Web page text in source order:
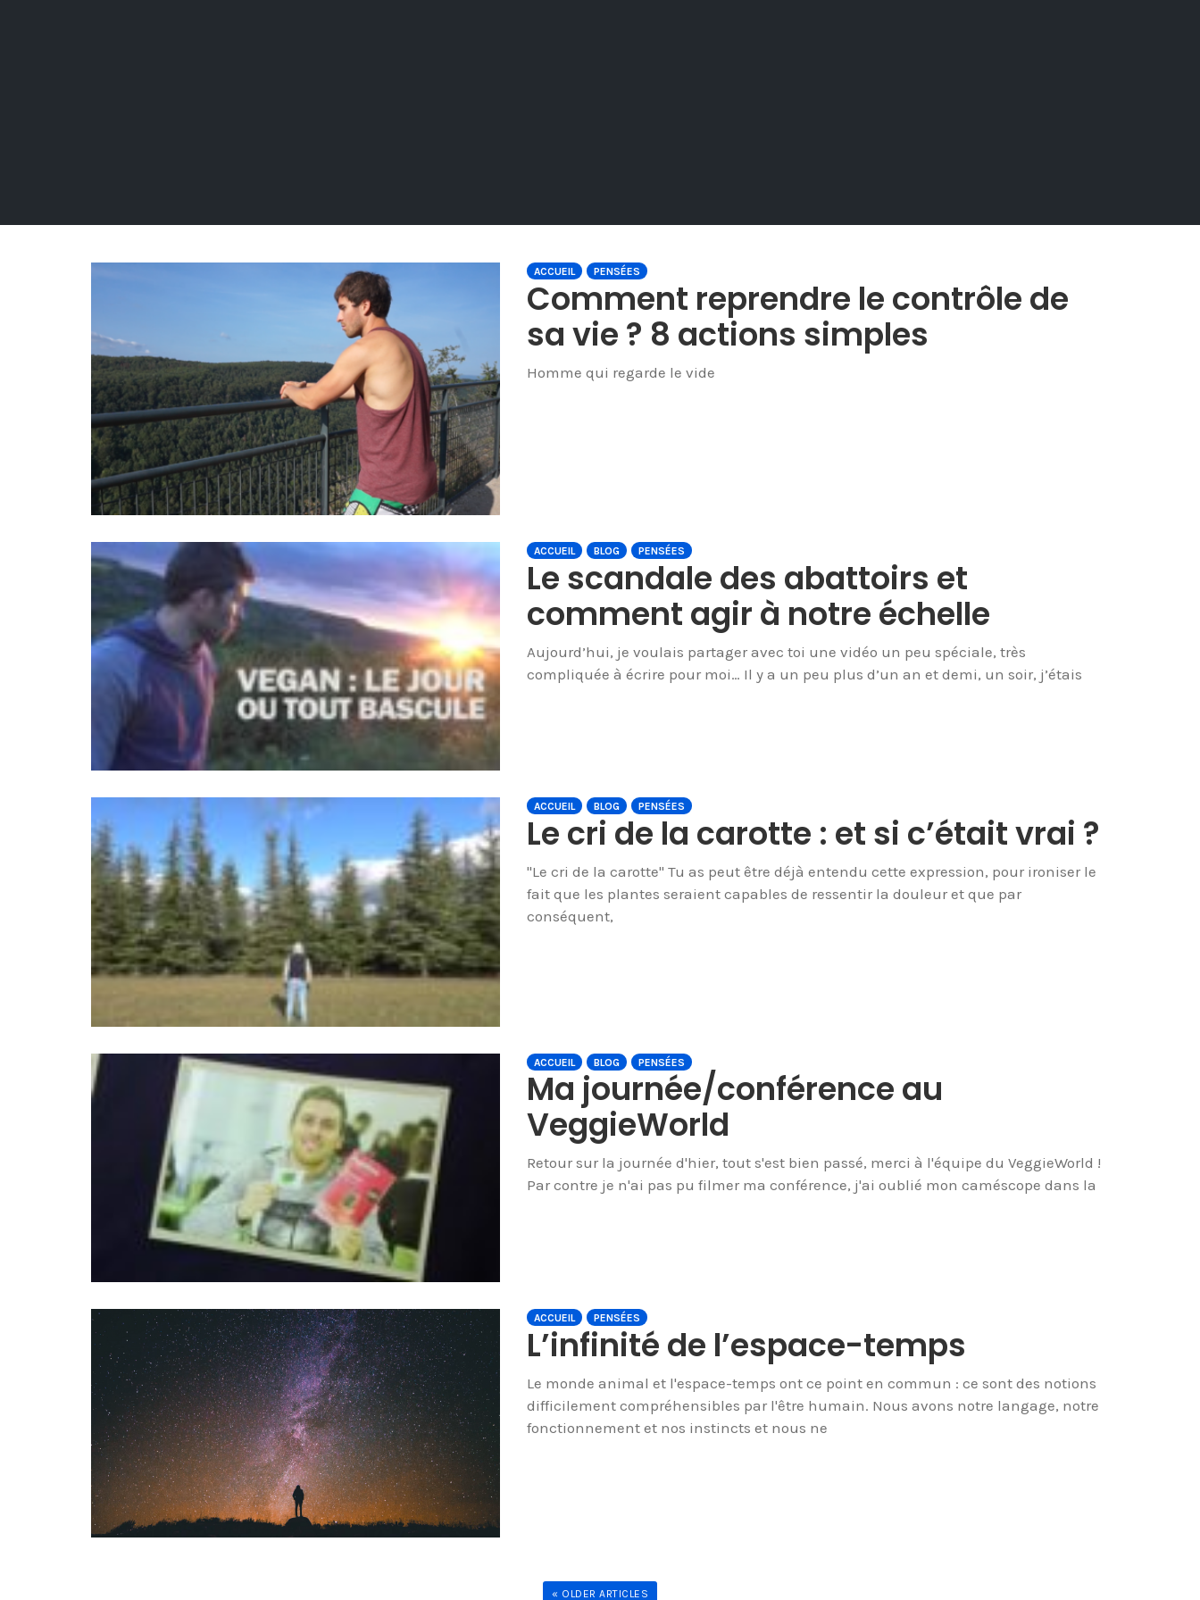
ACCUEIL PENSÉES
Comment reprendre le contrôle de
sa vie ? 8 actions simples
Homme qui regarde le vide
ACCUEIL BLOG PENSÉES
Le scandale des abattoirs et
comment agir à notre échelle
Aujourd’hui, je voulais partager avec toi une vidéo un peu spéciale, très
compliquée à écrire pour moi… Il y a un peu plus d’un an et demi, un soir, j’étais
ACCUEIL BLOG PENSÉES
Le cri de la carotte : et si c’était vrai ?
"Le cri de la carotte" Tu as peut être déjà entendu cette expression, pour ironiser le
fait que les plantes seraient capables de ressentir la douleur et que par
conséquent,
ACCUEIL BLOG PENSÉES
Ma journée/conférence au
VeggieWorld
Retour sur la journée d'hier, tout s'est bien passé, merci à l'équipe du VeggieWorld !
Par contre je n'ai pas pu filmer ma conférence, j'ai oublié mon caméscope dans la
ACCUEIL PENSÉES
L’infinité de l’espace-temps
Le monde animal et l'espace-temps ont ce point en commun : ce sont des notions
difficilement compréhensibles par l'être humain. Nous avons notre langage, notre
fonctionnement et nos instincts et nous ne
« OLDER ARTICLES